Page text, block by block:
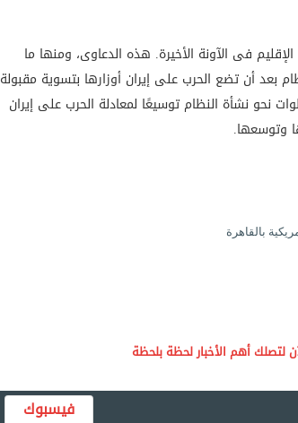
فى الآونة الأخيرة. هذه الدعاوى، ومنها ما
أن تضع الحرب على إيران أوزارها بتسوية مقبولة
نحو نشأة النظام توسيعًا لمعادلة الحرب على إيران
وتوسعها.
بالقاهرة
فيسبوك